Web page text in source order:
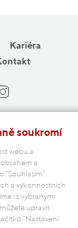
Kariéra
4
údajů
soukromí
webu a
a
“Souhlasím“
a výkonnostních
i s vybranými
upravit
“Nastavení